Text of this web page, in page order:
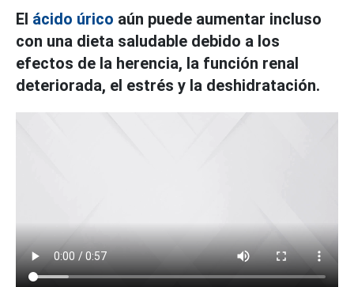
El ácido úrico aún puede aumentar incluso
con una dieta saludable debido a los
efectos de la herencia, la función renal
deteriorada, el estrés y la deshidratación.